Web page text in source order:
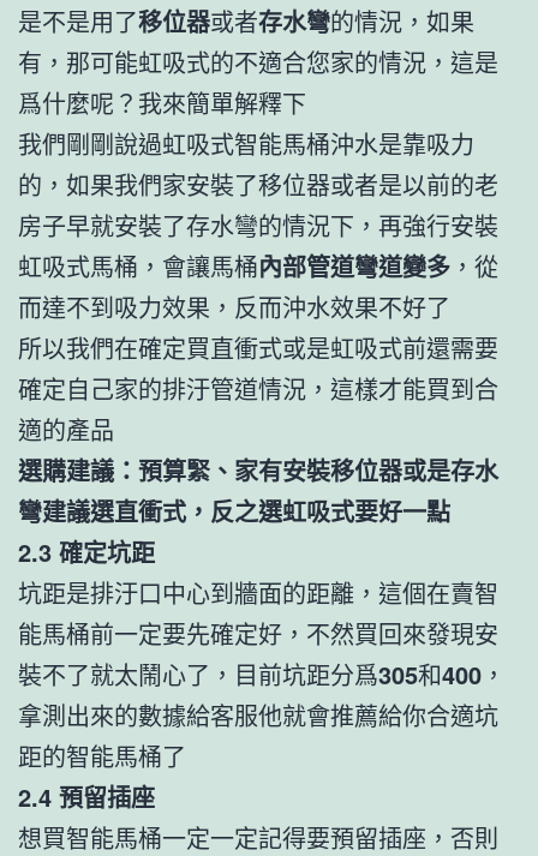
是不是用了移位器或者存水彎的情況，如果
有，那可能虹吸式的不適合您家的情況，這是
爲什麼呢？我來簡單解釋下
我們剛剛說過虹吸式智能馬桶沖水是靠吸力
的，如果我們家安裝了移位器或者是以前的老
房子早就安裝了存水彎的情況下，再強行安裝
虹吸式馬桶，會讓馬桶內部管道彎道變多 ，從
而達不到吸力效果，反而沖水效果不好了
所以我們在確定買直衝式或是虹吸式前還需要
確定自己家的排汙管道情況，這樣才能買到合
適的產品
選購建議：預算緊、家有安裝移位器或是存水
彎建議選直衝式，反之選虹吸式要好一點
2.3 確定坑距
坑距是排汙口中心到牆面的距離，這個在賣智
能馬桶前一定要先確定好，不然買回來發現安
裝不了就太鬧心了，目前坑距分爲305和400 ，
拿測出來的數據給客服他就會推薦給你合適坑
距的智能馬桶了
2.4 預留插座
想買智能馬桶一定一定記得要預留插座，否則